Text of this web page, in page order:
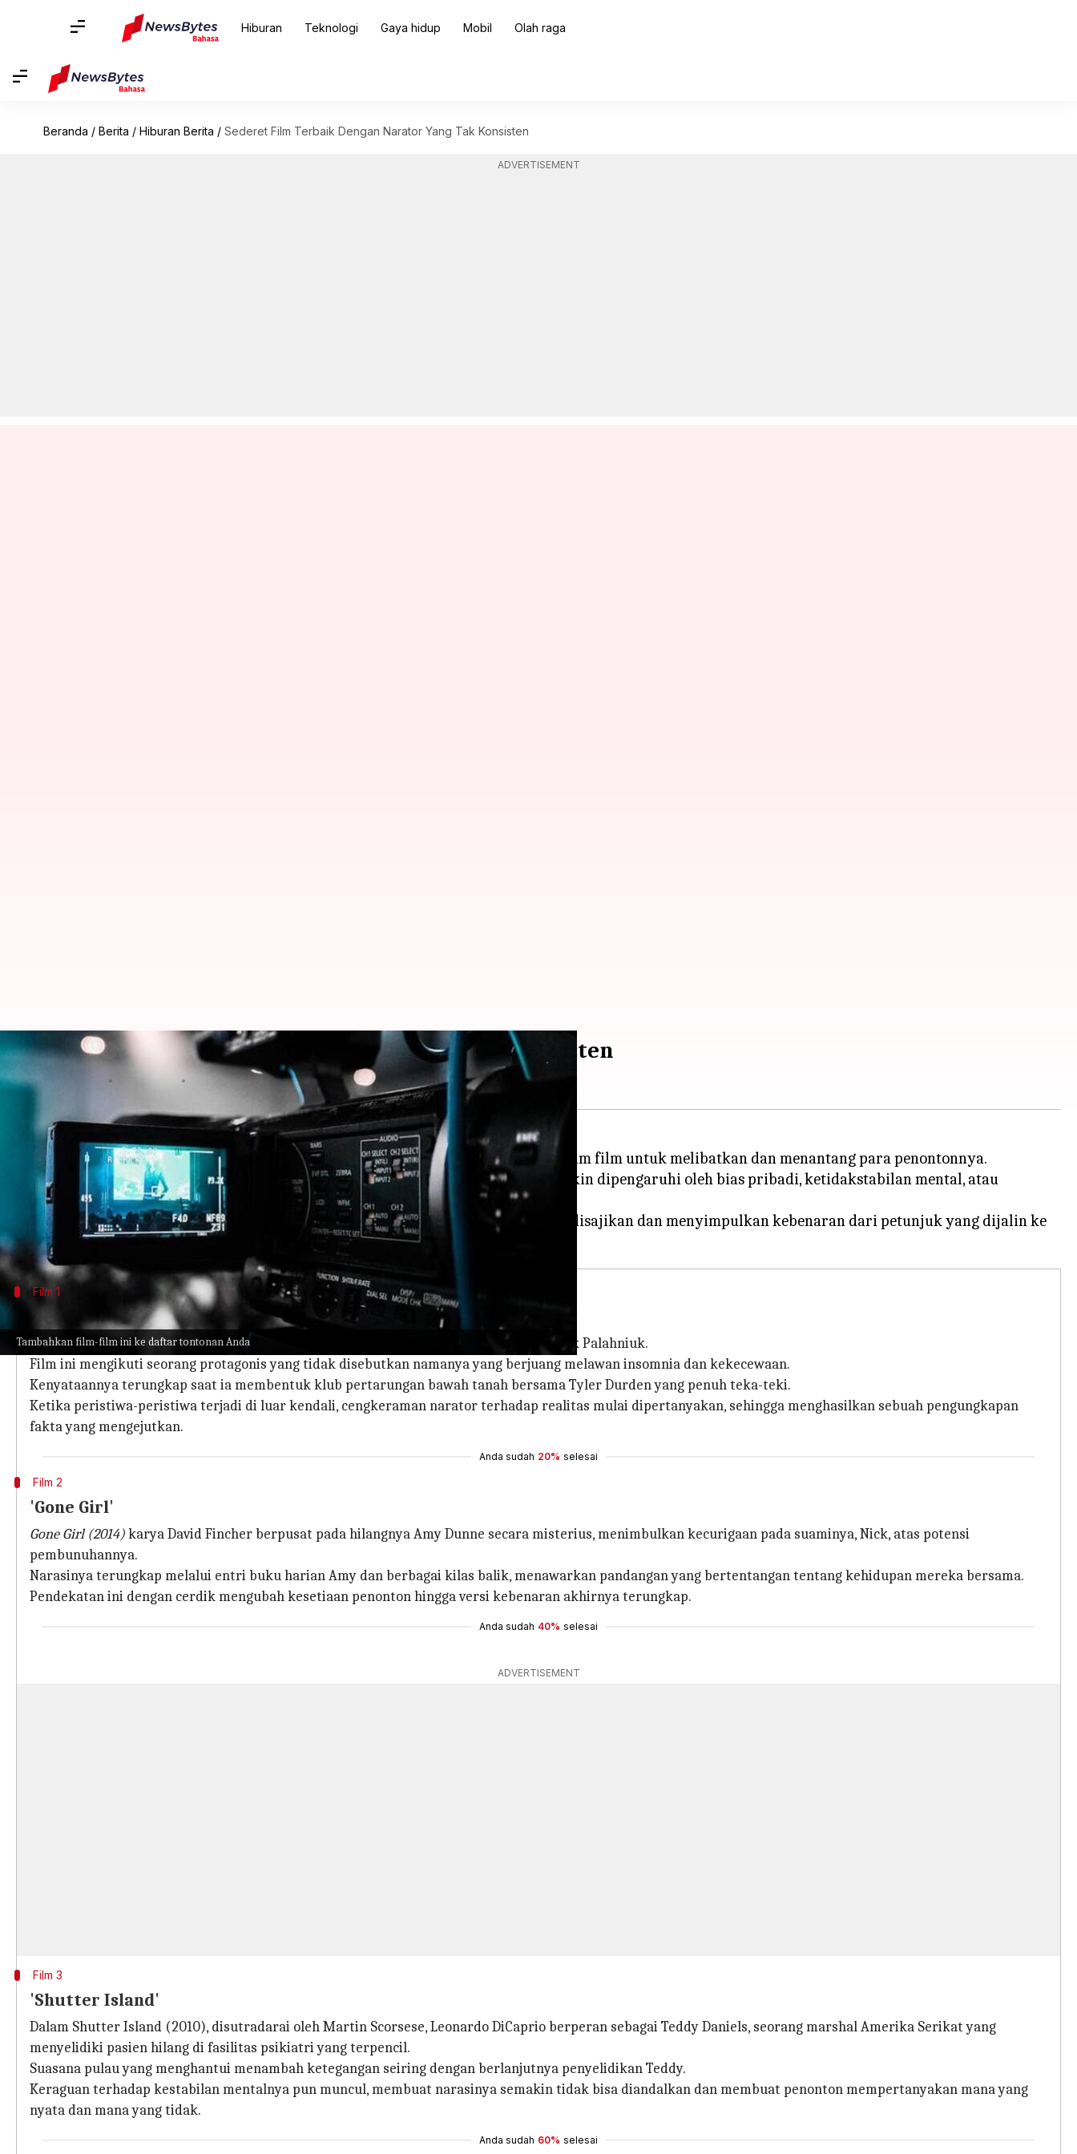
Hiburan Teknologi Gaya hidup Mobil Olah raga
Beranda / Berita / Hiburan Berita / Sederet Film Terbaik Dengan Narator Yang Tak Konsisten
ADVERTISEMENT
Tambahkan film-film ini ke daftar tontonan Anda
Sederet Film Terbaik Dengan Narator Yang Tak Konsisten
menulis 12:39 pm
Apa ceritanya
Narator yang tak konsisten adalah perangkat narasi menarik yang digunakan dalam film untuk melibatkan dan menantang para penontonnya.
Para narator ini menyajikan versi mereka tentang peristiwa-peristiwa yang mungkin dipengaruhi oleh bias pribadi, ketidakstabilan mental, atau
penipuan yang disengaja.
Teknik ini mendorong pemirsa untuk secara aktif mempertanyakan realitas yang disajikan dan menyimpulkan kebenaran dari petunjuk yang dijalin ke
Film 1
'Fight Club'
Fight Club (1999)yang disutradarai oleh David Fincher, diadaptasi dari novel karya Chuck Palahniuk.
Film ini mengikuti seorang protagonis yang tidak disebutkan namanya yang berjuang melawan insomnia dan kekecewaan.
Kenyataannya terungkap saat ia membentuk klub pertarungan bawah tanah bersama Tyler Durden yang penuh teka-teki.
Ketika peristiwa-peristiwa terjadi di luar kendali, cengkeraman narator terhadap realitas mulai dipertanyakan, sehingga menghasilkan sebuah pengungkapan
fakta yang mengejutkan.
Anda sudah 20% selesai
Film 2
'Gone Girl'
Gone Girl (2014)karya David Fincher berpusat pada hilangnya Amy Dunne secara misterius, menimbulkan kecurigaan pada suaminya, Nick, atas potensi
pembunuhannya.
Narasinya terungkap melalui entri buku harian Amy dan berbagai kilas balik, menawarkan pandangan yang bertentangan tentang kehidupan mereka bersama.
Pendekatan ini dengan cerdik mengubah kesetiaan penonton hingga versi kebenaran akhirnya terungkap.
Anda sudah 40% selesai
ADVERTISEMENT
Film 3
'Shutter Island'
Dalam Shutter Island (2010), disutradarai oleh Martin Scorsese, Leonardo DiCaprio berperan sebagai Teddy Daniels, seorang marshal Amerika Serikat yang
menyelidiki pasien hilang di fasilitas psikiatri yang terpencil.
Suasana pulau yang menghantui menambah ketegangan seiring dengan berlanjutnya penyelidikan Teddy.
Keraguan terhadap kestabilan mentalnya pun muncul, membuat narasinya semakin tidak bisa diandalkan dan membuat penonton mempertanyakan mana yang
nyata dan mana yang tidak.
Anda sudah 60% selesai